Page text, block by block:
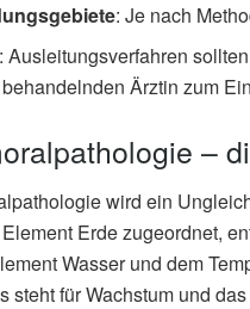
: Je nach
: Ausleitungsverfahren
Ärztin zum
–
wird ein
Erde zugeordnet,
Wasser und dem
steht für Wachstum und